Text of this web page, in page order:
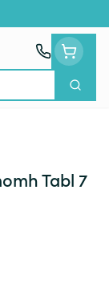
Zoek
Tabl 7